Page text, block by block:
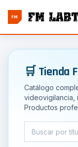
FM
🛒 Tienda
Catálogo
videovigilancia,
Productos